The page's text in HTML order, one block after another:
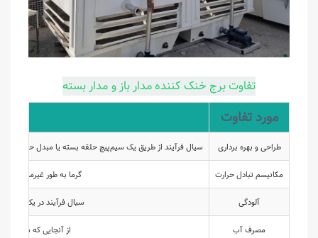
تفاوت برج خنک کننده مدار باز و مدار بسته
مورد تفاوت
طراحی و بهره برداری سیال فرآیند از طریق یک سیم‌پیچ حلقه بسته یا مبدل حرارتی
مکانیسم تبادل حرارت گرما به طور غیرمستقیم
آلودگی سیال فرآیند در یک سیکل
مصرف آب از آنجایی که سیال